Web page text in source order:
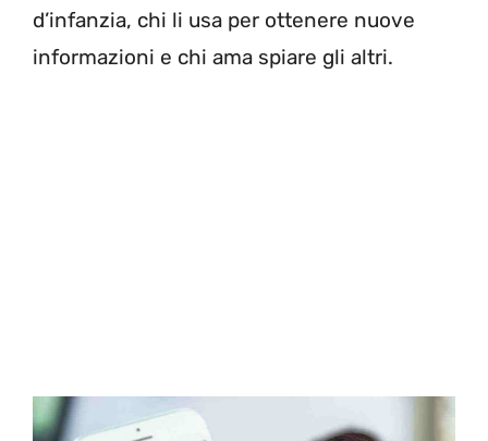
d’infanzia, chi li usa per ottenere nuove
informazioni e chi ama spiare gli altri.